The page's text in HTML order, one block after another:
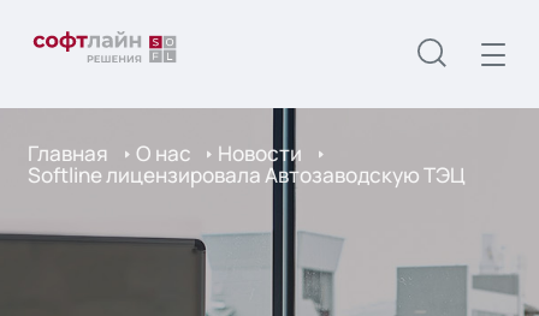
Главная О нас Новости
Softline лицензировала Автозаводскую ТЭЦ